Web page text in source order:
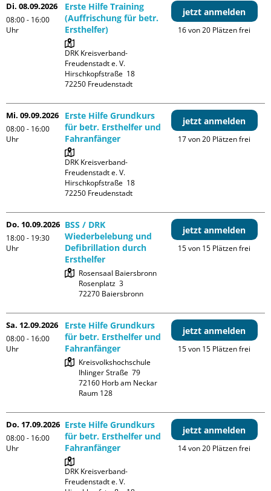
Di. 08.09.2026
08:00 - 16:00
Uhr
Erste Hilfe Training
(Auffrischung für betr.
Ersthelfer)
DRK Kreisverband-
Freudenstadt e. V.
Hirschkopfstraße  18
jetzt anmelden
16 von 20 Plätzen frei
Mi. 09.09.2026
08:00 - 16:00
Uhr
Erste Hilfe Grundkurs
für betr. Ersthelfer und
Fahranfänger
DRK Kreisverband-
Freudenstadt e. V.
Hirschkopfstraße  18
jetzt anmelden
17 von 20 Plätzen frei
Do. 10.09.2026
18:00 - 19:30
Uhr
BSS / DRK
Wiederbelebung und
Defibrillation durch
Ersthelfer
Rosensaal Baiersbronn
Rosenplatz  3
jetzt anmelden
15 von 15 Plätzen frei
Sa. 12.09.2026
08:00 - 16:00
Uhr
Erste Hilfe Grundkurs
für betr. Ersthelfer und
Fahranfänger
Kreisvolkshochschule
Ihlinger Straße  79
72160 Horb am Neckar
Raum 128
jetzt anmelden
15 von 15 Plätzen frei
Do. 17.09.2026
08:00 - 16:00
Uhr
Erste Hilfe Grundkurs
für betr. Ersthelfer und
Fahranfänger
DRK Kreisverband-
Freudenstadt e. V.
jetzt anmelden
14 von 20 Plätzen frei